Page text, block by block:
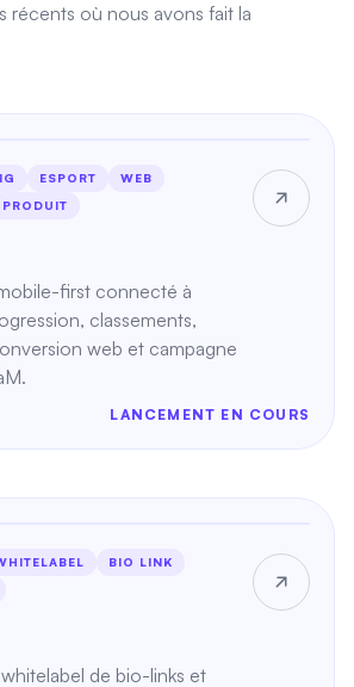
récents où nous avons fait la
ESPORT
WEB
PRODUIT
first connecté à
classements,
web et campagne
LANCEMENT EN COURS
BIO LINK
de bio-links et